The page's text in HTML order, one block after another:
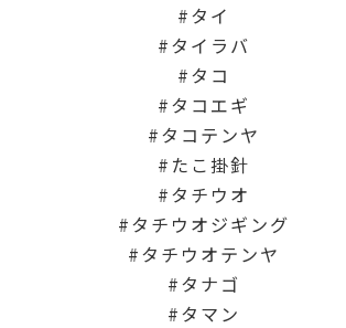
タイ
タイラバ
タコ
タコエギ
タコテンヤ
たこ掛針
タチウオ
タチウオジギング
タチウオテンヤ
タナゴ
タマン